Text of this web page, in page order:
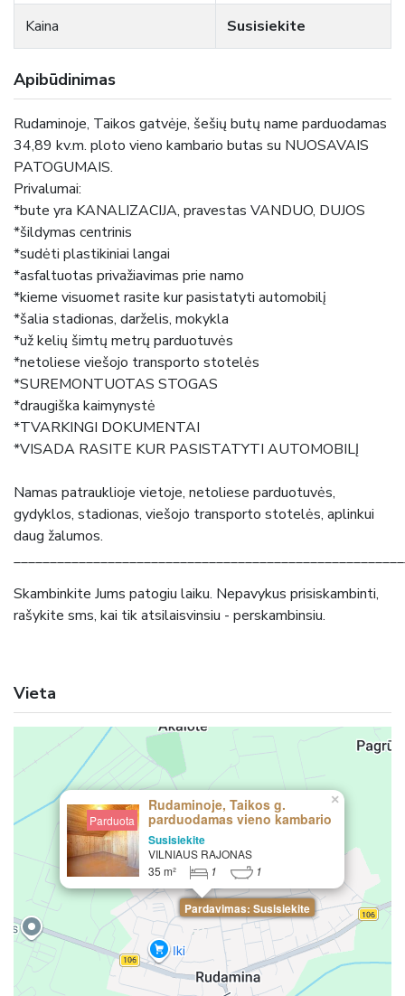
Kaina Susisiekite
Apibūdinimas
Rudaminoje, Taikos gatvėje, šešių butų name parduodamas
34,89 kv.m. ploto vieno kambario butas su NUOSAVAIS
PATOGUMAIS.
Privalumai:
*bute yra KANALIZACIJA, pravestas VANDUO, DUJOS
*šildymas centrinis
*sudėti plastikiniai langai
*asfaltuotas privažiavimas prie namo
*kieme visuomet rasite kur pasistatyti automobilį
*šalia stadionas, darželis, mokykla
*už kelių šimtų metrų parduotuvės
*netoliese viešojo transporto stotelės
*SUREMONTUOTAS STOGAS
*draugiška kaimynystė
*TVARKINGI DOKUMENTAI
*VISADA RASITE KUR PASISTATYTI AUTOMOBILĮ
Namas patrauklioje vietoje, netoliese parduotuvės,
gydyklos, stadionas, viešojo transporto stotelės, aplinkui
daug žalumos.
Skambinkite Jums patogiu laiku. Nepavykus prisiskambinti,
rašykite sms, kai tik atsilaisvinsiu - perskambinsiu.
Vieta
Pardavimas: Susisiekite
Parduota
Rudaminoje, Taikos g.
parduodamas vieno kambario
butas su nuosavais
patogumais
Susisiekite
VILNIAUS RAJONAS
35 m²
1 1
×